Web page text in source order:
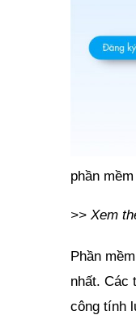
phần
>> Xem
Phần
nhất. Các
công tính